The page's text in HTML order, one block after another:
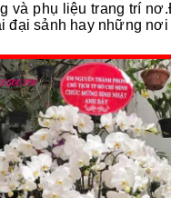
và phụ liệu trang trí
đại sảnh hay những